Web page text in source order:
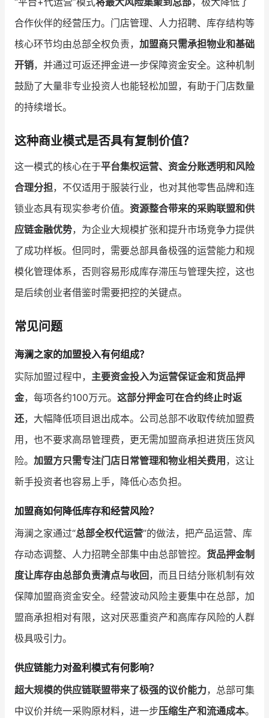
合作伙伴的经营压力。门店管理、人力招聘、库存结构等
核心环节均由总部全权负责， 加盟商只需承担物业和基础
开销，并通过可返还押金进一步保障资金安全。这种机制
鼓励了大量非专业投资人也能轻松加盟，有助于门店数量
的持续增长。
这种商业模式是否具有复制价值？
这一模式的核心在于平台集权运营、资金分账透明和风险
合理分担，不仅适用于服装行业，也对其他零售品牌和连
锁业态具有现实参考价值。 资源整合带来的采购联盟和供
应链金融优势，为企业大规模扩张和提升市场竞争力提供
了成功样板。但同时，需要总部具备极强的运营能力和规
模化管理体系，否则容易形成库存滞压与管理失控，这也
是后续创业者借鉴时需要把控的关键点。
常见问题
海澜之家的加盟投入有何组成？
实际加盟过程中， 主要资金投入为运营保证金和货品押
金，每项各约100万元。 这部分押金可在合约终止时返
还，大幅降低项目退出成本。公司总部不收取传统加盟费
用，也不要求高昂管理费，更无需加盟商承担进货压货风
险。 加盟方只需专注门店日常管理和物业相关费用，这让
新手投资者也容易上手，降低心态负担。
加盟商如何降低库存和经营风险？
海澜之家通过“总部全权代运营”的做法，把产品运营、库
存动态调整、人力招聘全部集中由总部管控。 货品押金制
度让库存由总部负责清点与收回，而且日结分账机制有效
保障加盟商资金安全。经营波动风险主要集中在总部，加
盟商承担相对有限，这对厌恶重资产和高库存风险的人群
极具吸引力。
供应链能力对盈利模式有何影响？
超大规模的供应链联盟带来了极强的议价能力，总部可集
中议价并统一采购原材料，进一步压缩生产和流通成本。